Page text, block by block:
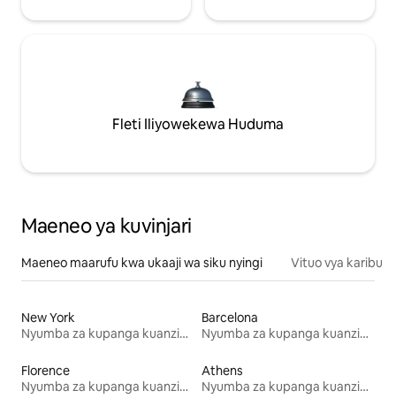
Fleti Iliyowekewa Huduma
Maeneo ya kuvinjari
Maeneo maarufu kwa ukaaji wa siku nyingi Vituo vya karibu
New York
Nyumba za kupanga kuanzia mwezi mmoja
Barcelona
Nyumba za kupanga kuanzia mwezi mmoja
Florence
Nyumba za kupanga kuanzia mwezi mmoja
Athens
Nyumba za kupanga kuanzia mwezi mmoja